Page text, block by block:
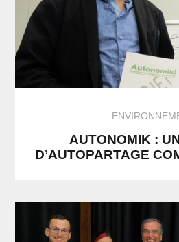
AUTONOMIK :
D’AUTOPARTAGE